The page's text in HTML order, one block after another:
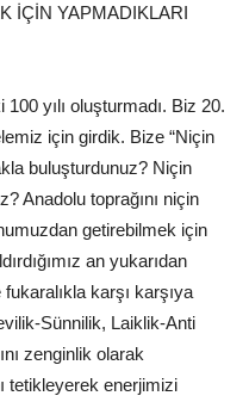
İÇİN YAPMADIKLARI
yılı oluşturmadı. Biz 20.
için girdik. Bize “Niçin
buluşturdunuz? Niçin
Anadolu toprağını niçin
getirebilmek için
an yukarıdan
karşı karşıya
Sünnilik, Laiklik-Anti
zenginlik olarak
tetikleyerek enerjimizi